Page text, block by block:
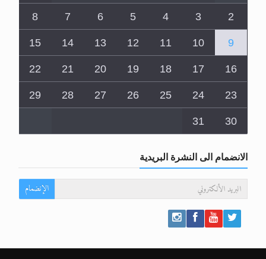
2
3
4
5
6
7
8
9
10
11
12
13
14
15
16
17
18
19
20
21
22
23
24
25
26
27
28
29
30
31
الانضمام الى النشرة البريدية
الإنضمام